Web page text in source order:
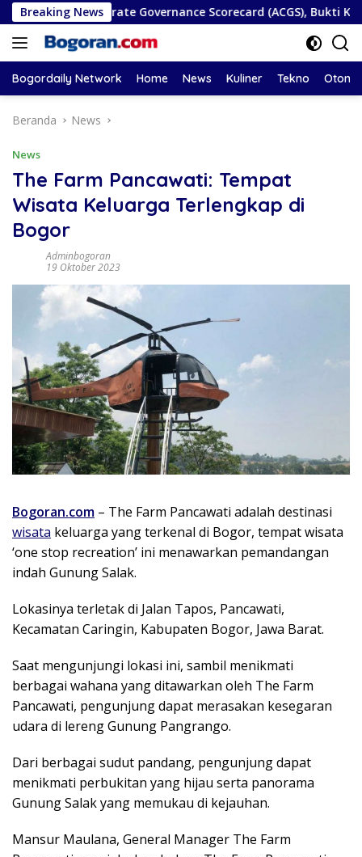
Langsung
ke
konten
Breaking News
Corporate Governance Scorecard (ACGS), Bukti
Bogordaily Network Home News Kuliner Tekno
Beranda News
News
The Farm Pancawati: Tempat
Wisata Keluarga Terlengkap di
Bogor
Adminbogoran
19 Oktober 2023
Bogoran.com – The Farm Pancawati adalah destinasi
wisata keluarga yang terkenal di Bogor, tempat wisata
‘one stop recreation’ ini menawarkan pemandangan
indah Gunung Salak.
Lokasinya terletak di Jalan Tapos, Pancawati,
Kecamatan Caringin, Kabupaten Bogor, Jawa Barat.
Saat mengunjungi lokasi ini, sambil menikmati
berbagai wahana yang ditawarkan oleh The Farm
Pancawati, pengunjung dapat merasakan kesegaran
udara di lereng Gunung Pangrango.
Dari berbagai sudut pandang, pengunjung dapat
menikmati perbukitan yang hijau serta panorama
Gunung Salak yang memukau di kejauhan.
Mansur Maulana, General Manager The Farm